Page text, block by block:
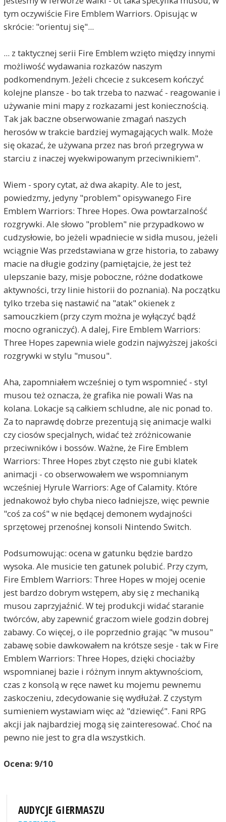
tym oczywiście Fire Emblem Warriors. Opisując w
skrócie: "orientuj się"...
... z taktycznej serii Fire Emblem wzięto między innymi
możliwość wydawania rozkazów naszym
podkomendnym. Jeżeli chcecie z sukcesem kończyć
kolejne plansze - bo tak trzeba to nazwać - reagowanie i
używanie mini mapy z rozkazami jest koniecznością.
Tak jak baczne obserwowanie zmagań naszych
herosów w trakcie bardziej wymagających walk. Może
się okazać, że używana przez nas broń przegrywa w
starciu z inaczej wyekwipowanym przeciwnikiem".
Wiem - spory cytat, aż dwa akapity. Ale to jest,
powiedzmy, jedyny "problem" opisywanego Fire
Emblem Warriors: Three Hopes. Owa powtarzalność
rozgrywki. Ale słowo "problem" nie przypadkowo w
cudzysłowie, bo jeżeli wpadniecie w sidła musou, jeżeli
wciągnie Was przedstawiana w grze historia, to zabawy
macie na długie godziny (pamiętajcie, że jest też
ulepszanie bazy, misje poboczne, różne dodatkowe
aktywności, trzy linie historii do poznania). Na początku
tylko trzeba się nastawić na "atak" okienek z
samouczkiem (przy czym można je wyłączyć bądź
mocno ograniczyć). A dalej, Fire Emblem Warriors:
Three Hopes zapewnia wiele godzin najwyższej jakości
rozgrywki w stylu "musou".
Aha, zapomniałem wcześniej o tym wspomnieć - styl
musou też oznacza, że grafika nie powali Was na
kolana. Lokacje są całkiem schludne, ale nic ponad to.
Za to naprawdę dobrze prezentują się animacje walki
czy ciosów specjalnych, widać też zróżnicowanie
przeciwników i bossów. Ważne, że Fire Emblem
Warriors: Three Hopes zbyt często nie gubi klatek
animacji - co obserwowałem we wspomnianym
wcześniej Hyrule Warriors: Age of Calamity. Które
jednakowoż było chyba nieco ładniejsze, więc pewnie
"coś za coś" w nie będącej demonem wydajności
sprzętowej przenośnej konsoli Nintendo Switch.
Podsumowując: ocena w gatunku będzie bardzo
wysoka. Ale musicie ten gatunek polubić. Przy czym,
Fire Emblem Warriors: Three Hopes w mojej ocenie
jest bardzo dobrym wstępem, aby się z mechaniką
musou zaprzyjaźnić. W tej produkcji widać staranie
twórców, aby zapewnić graczom wiele godzin dobrej
zabawy. Co więcej, o ile poprzednio grając "w musou"
zabawę sobie dawkowałem na krótsze sesje - tak w Fire
Emblem Warriors: Three Hopes, dzięki chociażby
wspomnianej bazie i różnym innym aktywnościom,
czas z konsolą w ręce nawet ku mojemu pewnemu
zaskoczeniu, zdecydowanie się wydłużał. Z czystym
sumieniem wystawiam więc aż "dziewięć". Fani RPG
akcji jak najbardziej mogą się zainteresować. Choć na
pewno nie jest to gra dla wszystkich.
Ocena: 9/10
AUDYCJE GIERMASZU